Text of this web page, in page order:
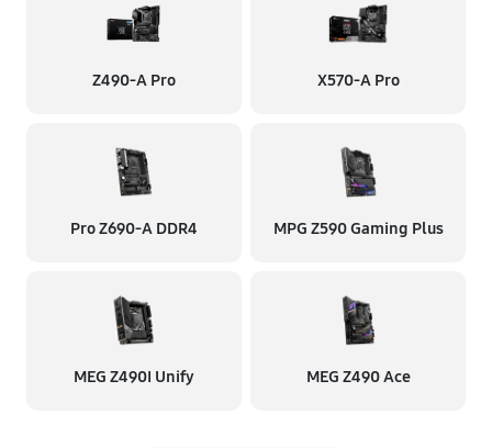
Z490-A Pro X570-A Pro
Pro Z690-A DDR4 MPG Z590 Gaming Plus
MEG Z490I Unify MEG Z490 Ace